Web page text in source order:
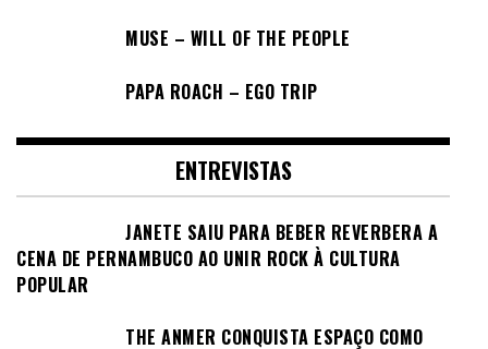
MUSE – WILL OF THE PEOPLE
PAPA ROACH – EGO TRIP
ENTREVISTAS
JANETE SAIU PARA BEBER REVERBERA A
CENA DE PERNAMBUCO AO UNIR ROCK À CULTURA
POPULAR
THE ANMER CONQUISTA ESPAÇO COMO